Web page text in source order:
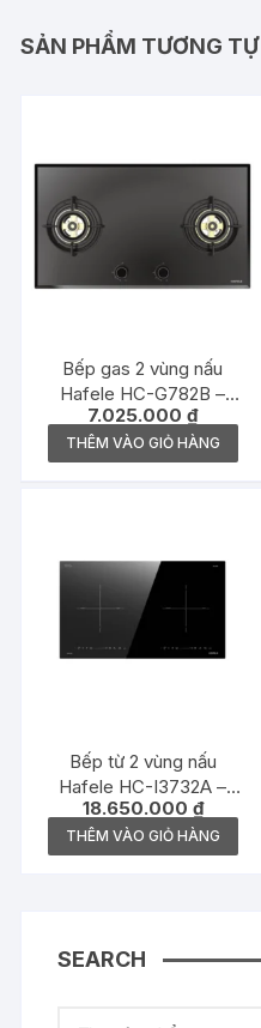
SẢN PHẨM TƯƠNG TỰ
Bếp gas 2 vùng nấu
Hafele HC-G782B –
538.66.507
7.025.000₫
THÊM VÀO GIỎ HÀNG
Bếp từ 2 vùng nấu
Hafele HC-I3732A –
536.61.736
18.650.000 ₫
THÊM VÀO GIỎ HÀNG
SEARCH